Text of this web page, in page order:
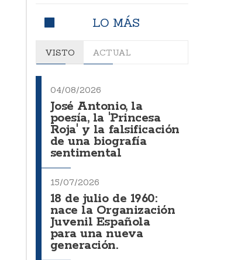
LO MÁS
VISTO ACTUAL
04/08/2026
José Antonio, la
poesía, la 'Princesa
Roja' y la falsificación
de una biografía
sentimental
15/07/2026
18 de julio de 1960:
nace la Organización
Juvenil Española
para una nueva
generación.